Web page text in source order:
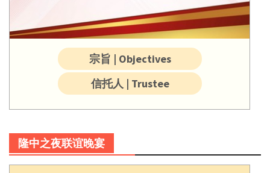
宗旨 | Objectives
信托人 | Trustee
隆中之夜联谊晚宴